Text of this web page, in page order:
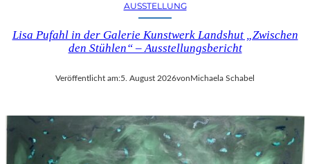
R
I
H
S
C
H
S
F
S
–
F
I
AUSSTELLUNG
Lisa Pufahl in der Galerie Kunstwerk Landshut „Zwischen
den Stühlen“ – Ausstellungsbericht
Veröffentlicht am:5. August 2026von Michaela Schabel